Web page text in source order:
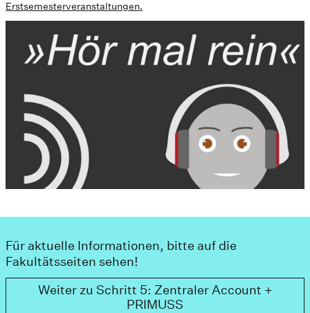
Erstsemesterveranstaltungen.
Für aktuelle Informationen, bitte auf die
Fakultätsseiten sehen!
Weiter zu Schritt 5: Zentraler Account +
PRIMUSS